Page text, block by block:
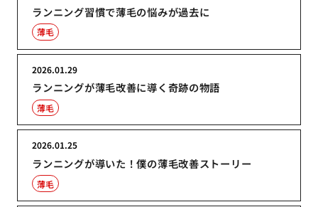
ランニング習慣で薄毛の悩みが過去に
薄毛
ランニングが薄毛改善に導く奇跡の物語
2026.01.29
薄毛
ランニングが導いた！僕の薄毛改善ストーリー
2026.01.25
薄毛